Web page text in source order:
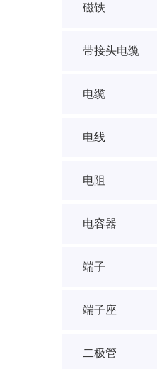
磁铁
带接头电缆
电缆
电线
电阻
电容器
端子
端子座
二极管